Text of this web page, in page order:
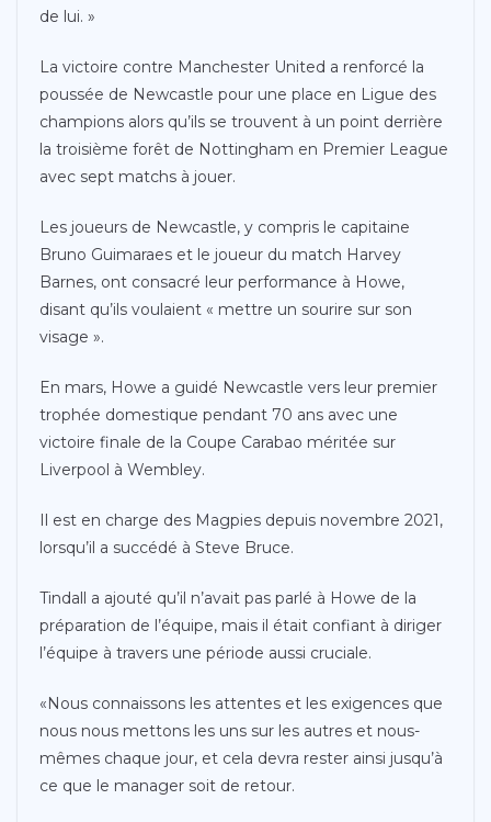
de lui. »
La victoire contre Manchester United a renforcé la
poussée de Newcastle pour une place en Ligue des
champions alors qu’ils se trouvent à un point derrière
la troisième forêt de Nottingham en Premier League
avec sept matchs à jouer.
Les joueurs de Newcastle, y compris le capitaine
Bruno Guimaraes et le joueur du match Harvey
Barnes, ont consacré leur performance à Howe,
disant qu’ils voulaient « mettre un sourire sur son
visage ».
En mars, Howe a guidé Newcastle vers leur premier
trophée domestique pendant 70 ans avec une
victoire finale de la Coupe Carabao méritée sur
Liverpool à Wembley.
Il est en charge des Magpies depuis novembre 2021,
lorsqu’il a succédé à Steve Bruce.
Tindall a ajouté qu’il n’avait pas parlé à Howe de la
préparation de l’équipe, mais il était confiant à diriger
l’équipe à travers une période aussi cruciale.
«Nous connaissons les attentes et les exigences que
nous nous mettons les uns sur les autres et nous-
mêmes chaque jour, et cela devra rester ainsi jusqu’à
ce que le manager soit de retour.